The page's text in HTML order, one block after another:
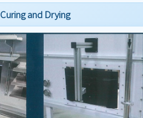
Curing and Drying